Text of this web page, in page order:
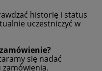
historię i status
uczestniczyć w
się nadać
zamówienia.